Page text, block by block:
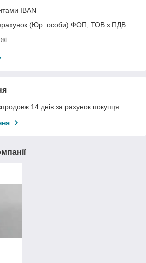
IBAN
(Юр. особи) ФОП, ТОВ з ПДВ
14 днів за рахунок покупця